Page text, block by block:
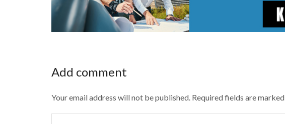
Add comment
Your email address will not be published. Required fields are marked